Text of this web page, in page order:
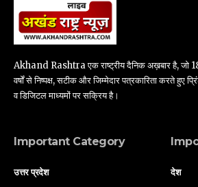
Akhand Rashtra एक राष्ट्रीय दैनिक अख़बार है, जो
वर्षों से निष्पक्ष, सटीक और जिम्मेदार पत्रकारिता करते हुए
व डिजिटल माध्यमों पर सक्रिय है।
Important Category
उत्तर प्रदेश
देश